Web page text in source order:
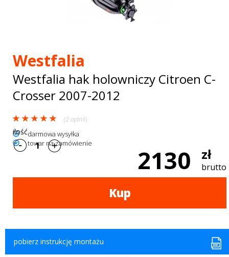
SPORTOWE
Turystyka
Przyczepy
samochodowe
Westfalia
Westfalia hak holowniczy Citroen C-
Crosser 2007-2012
(2 opinii)
darmowa wysyłka
towar na zamówienie
2130 zł
brutto
ilość
Kup
pobierz instrukcję montażu